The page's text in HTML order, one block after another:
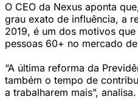
O CEO da Nexus aponta
grau exato de influência, a
2019, é um dos motivos
pessoas 60+ no mercado
“A última reforma da
também o tempo de
a trabalharem mais”, analisa.